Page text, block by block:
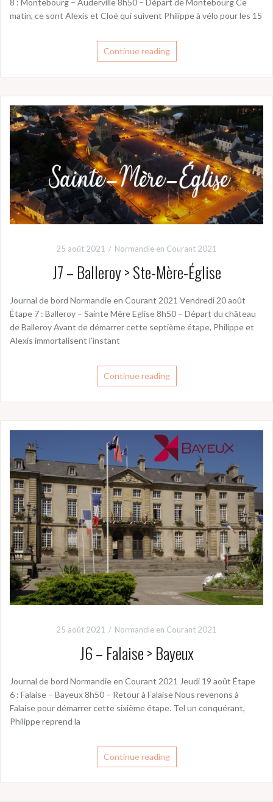
matin, ce sont Alexis et Cloé qui suivent Philippe à vélo pour les 15
Continue reading
25 août 2021 Normandie en Courant 2021
J7 – Balleroy > Ste-Mère-Église
Journal de bord Normandie en Courant 2021 Vendredi 20 août
Étape 7 : Balleroy – Sainte Mère Eglise 8h50 – Départ du château
de Balleroy Avant de démarrer cette septième étape, Philippe et
Alexis immortalisent l’instant
Continue reading
25 août 2021 Normandie en Courant 2021
J6 – Falaise > Bayeux
Journal de bord Normandie en Courant 2021 Jeudi 19 août Étape
6 : Falaise – Bayeux 8h50 – Retour à Falaise Nous revenons à
Falaise pour démarrer cette sixième étape. Tel un conquérant,
Philippe reprend la
Continue reading